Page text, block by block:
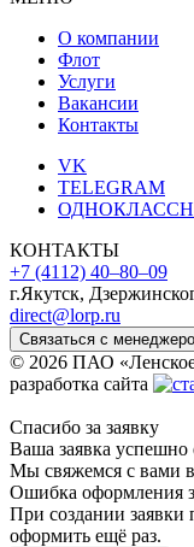
О компании
Флот
Услуги
Вакансии
Контакты
VK
TELEGRAM
КОНТАКТЫ
+7 (4112) 40‒80‒09
г.Якутск,
direct@lorp.ru
Связаться с
© 2026 ПАО «Ленское
разработка сайта
Спасибо за заявку
Ваша заявка успешно
Мы свяжемся с вами
Ошибка оформления
При создании
оформить ещё раз.